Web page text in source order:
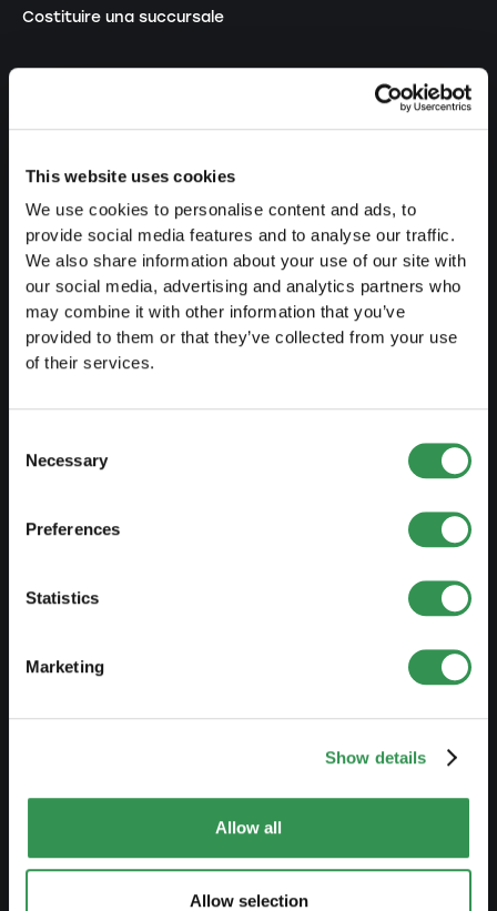
This website uses cookies
We use cookies to personalise content and ads, to
provide social media features and to analyse our traffic.
We also share information about your use of our site with
our social media, advertising and analytics partners who
may combine it with other information that you’ve
provided to them or that they’ve collected from your use
of their services.
Selection
Necessary
Preferences
Statistics
Marketing
Show details
Allow all
Allow selection
Costituire una succursale
Trasformazione DI in Sagl
Trasformazione DI in SA
Trasformazione SnC in Sagl
Trasformazione SnC in SA
Modifica statuti
GESTIRE
Esternaliarizzare contabilità
Documenti importanti
Dichiarazione dei redditi
Ecosistema